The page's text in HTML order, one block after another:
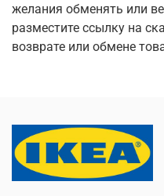
желания обменять или
разместите ссылку на
возврате или обмене